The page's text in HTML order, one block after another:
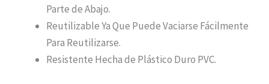
Parte de Abajo.
Reutilizable Ya Que Puede Vaciarse Fácilmente
Para Reutilizarse.
Resistente Hecha de Plástico Duro PVC.